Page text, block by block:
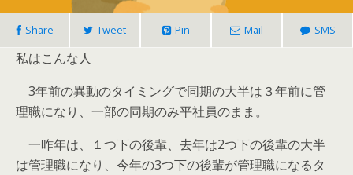
Share Tweet Pin Mail SMS
私はこんな人
3年前の異動のタイミングで同期の大半は３年前に管
理職になり、一部の同期のみ平社員のまま。
一昨年は、１つ下の後輩、去年は2つ下の後輩の大半
は管理職になり、今年の3つ下の後輩が管理職になるタ